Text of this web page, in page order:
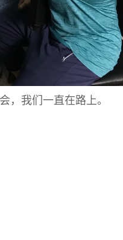
我们一直在路上。